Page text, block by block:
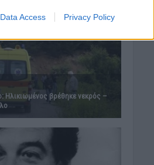
Data Access Privacy Policy